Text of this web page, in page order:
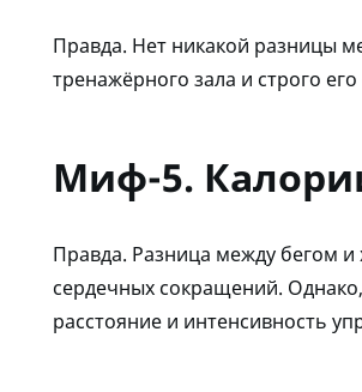
Правда. Нет никакой разницы
тренажёрного зала и строго
Миф-5.
Правда. Разница между бегом и
сердечных сокращений.
расстояние и интенсивность